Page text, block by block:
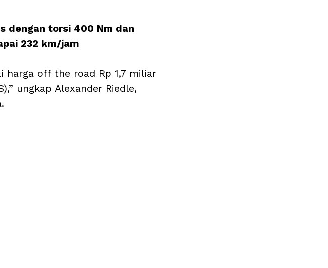
dengan torsi 400 Nm dan
232 km/jam
harga off the road Rp 1,7 miliar
ungkap Alexander Riedle,